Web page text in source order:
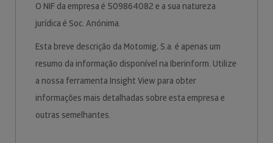
O NIF da empresa é 509864082 e a sua natureza
jurídica é Soc. Anónima.
Esta breve descrição da Motomig, S.a. é apenas um
resumo da informação disponível na Iberinform. Utilize
a nossa ferramenta Insight View para obter
informações mais detalhadas sobre esta empresa e
outras semelhantes.